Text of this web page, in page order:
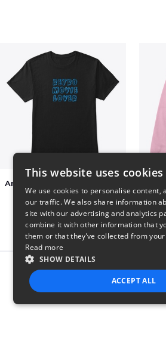
$25
Report this
This website uses cookies
We use cookies to personalise content,
our traffic. We also share information
site with our advertising and analytics
combine it with other information that
them or that they’ve collected from
Read more
SHOW DETAILS
ACCEPT ALL
STRICTLY NECESSARY